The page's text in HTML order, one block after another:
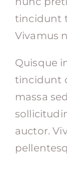
tincidunt
Vivamus
Quisque
tincidunt
massa
auctor.